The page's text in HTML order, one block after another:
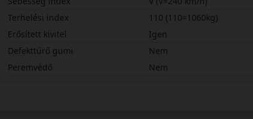
Terhelési index
110 (110=1060kg)
Erősített kivitel
Igen
Defekttűrő gumi
Nem
Peremvédő
Nem